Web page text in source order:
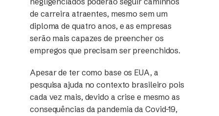
de carreira atraentes, mesmo sem um
diploma de quatro anos, e as empresas
serão mais capazes de preencher os
empregos que precisam ser preenchidos.
Apesar de ter como base os EUA, a
pesquisa ajuda no contexto brasileiro pois
cada vez mais, devido a crise e mesmo as
consequências da pandemia da Covid-19,